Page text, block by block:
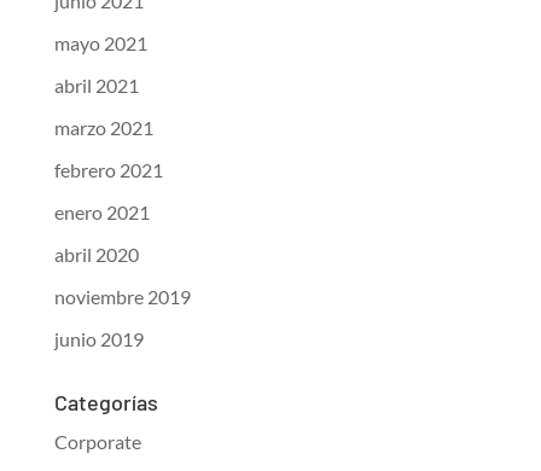
mayo 2021
abril 2021
marzo 2021
febrero 2021
enero 2021
abril 2020
noviembre 2019
junio 2019
Categorías
Corporate